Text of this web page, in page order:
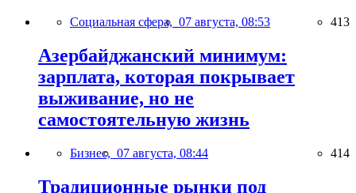
Социальная сфера, 07 августа, 08:53 413
Азербайджанский минимум:
зарплата, которая покрывает
выживание, но не
самостоятельную жизнь
Бизнес, 07 августа, 08:44 414
Традиционные рынки под